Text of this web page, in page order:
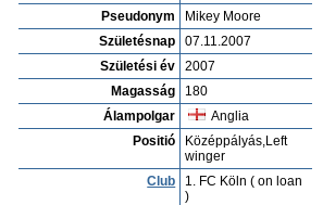
Pseudonym
Mikey Moore
Születésnap
07.11.2007
Születési év
2007
Magasság
180
Álampolgar
Anglia
Positió
Középpályás,Left
winger
Club
1. FC Köln ( on loan
)